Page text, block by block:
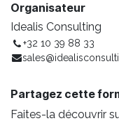
Organisateur
Idealis Consulting
+32 10 39 88 33
Partagez cette
Faites-la découvrir